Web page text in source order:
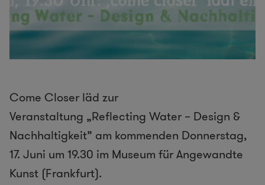
Come Closer läd zur
Veranstaltung „Reflecting Water – Design &
Nachhaltigkeit” am kommenden Donnerstag,
17. Juni um 19.30 im Museum für Angewandte
Kunst (Frankfurt).